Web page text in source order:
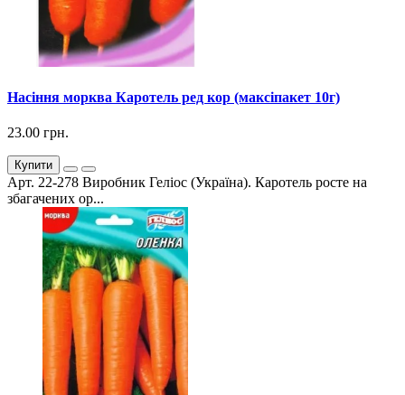
Насіння морква Каротель ред кор (максіпакет 10г)
23.00 грн.
Купити
Арт. 22-278 Виробник Геліос (Україна). Каротель росте на
збагачених ор...